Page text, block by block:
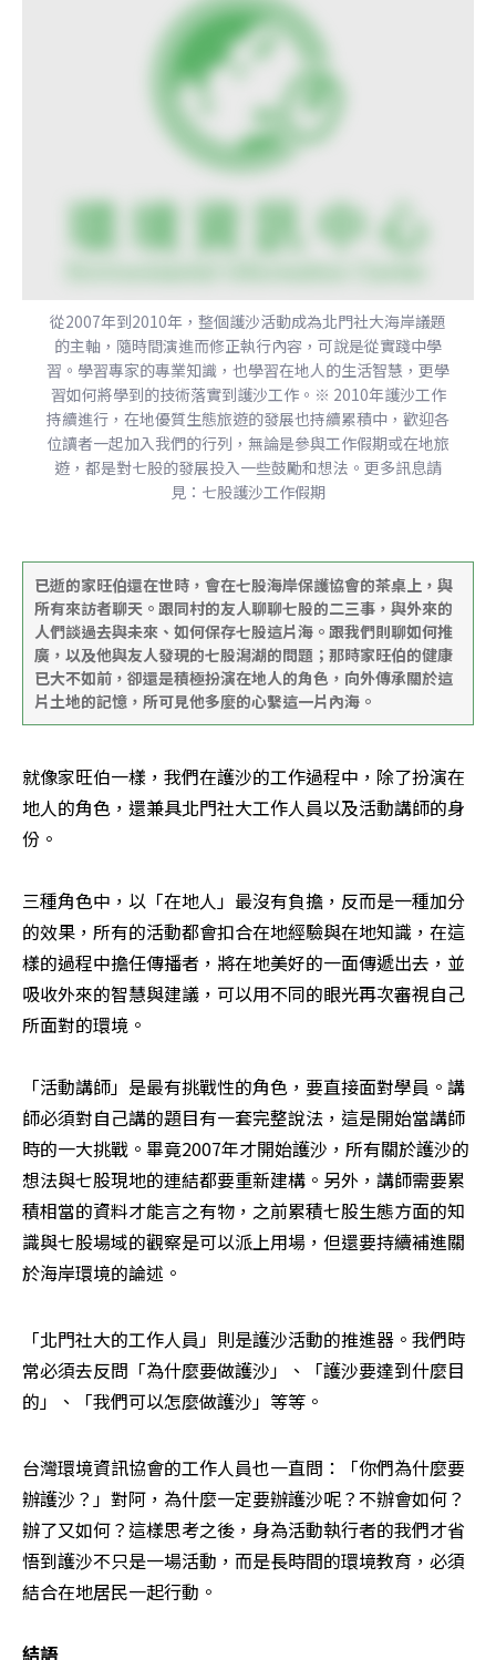
從2007年到2010年，整個護沙活動成為北門社大海岸議題
的主軸，隨時間演進而修正執行內容，可說是從實踐中學
習。學習專家的專業知識，也學習在地人的生活智慧，更學
習如何將學到的技術落實到護沙工作。※ 2010年護沙工作
持續進行，在地優質生態旅遊的發展也持續累積中，歡迎各
位讀者一起加入我們的行列，無論是參與工作假期或在地旅
遊，都是對七股的發展投入一些鼓勵和想法。更多訊息請
見：七股護沙工作假期
已逝的家旺伯還在世時，會在七股海岸保護協會的茶桌上，與
所有來訪者聊天。跟同村的友人聊聊七股的二三事，與外來的
人們談過去與未來、如何保存七股這片海。跟我們則聊如何推
廣，以及他與友人發現的七股潟湖的問題；那時家旺伯的健康
已大不如前，卻還是積極扮演在地人的角色，向外傳承關於這
片土地的記憶，所可見他多麼的心繫這一片內海。
就像家旺伯一樣，我們在護沙的工作過程中，除了扮演在
地人的角色，還兼具北門社大工作人員以及活動講師的身
份。
三種角色中，以「在地人」最沒有負擔，反而是一種加分
的效果，所有的活動都會扣合在地經驗與在地知識，在這
樣的過程中擔任傳播者，將在地美好的一面傳遞出去，並
吸收外來的智慧與建議，可以用不同的眼光再次審視自己
所面對的環境。
「活動講師」是最有挑戰性的角色，要直接面對學員。講
師必須對自己講的題目有一套完整說法，這是開始當講師
時的一大挑戰。畢竟2007年才開始護沙，所有關於護沙的
想法與七股現地的連結都要重新建構。另外，講師需要累
積相當的資料才能言之有物，之前累積七股生態方面的知
識與七股場域的觀察是可以派上用場，但還要持續補進關
於海岸環境的論述。
「北門社大的工作人員」則是護沙活動的推進器。我們時
常必須去反問「為什麼要做護沙」、「護沙要達到什麼目
的」、「我們可以怎麼做護沙」等等。
台灣環境資訊協會的工作人員也一直問：「你們為什麼要
辦護沙？」對阿，為什麼一定要辦護沙呢？不辦會如何？
辦了又如何？這樣思考之後，身為活動執行者的我們才省
悟到護沙不只是一場活動，而是長時間的環境教育，必須
結合在地居民一起行動。
結語